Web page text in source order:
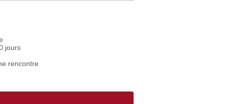
jours
rencontre